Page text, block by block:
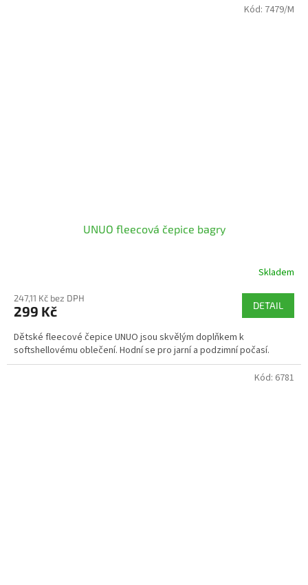
UNUO fleecová čepice bagry
Skladem
247,11 Kč bez DPH
299 Kč DETAIL
Dětské fleecové čepice UNUO jsou skvělým doplňkem k
softshellovému oblečení. Hodní se pro jarní a podzimní počasí.
Kód: 7479/M
Kód: 6781